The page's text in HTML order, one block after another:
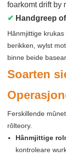
foarkomt drift by
✔ Handgreep
Hânmjittige
berikken, wylst
binne beide
Soarten
Ferskillende
rôlteory.
Hânmjittige
kontroleare